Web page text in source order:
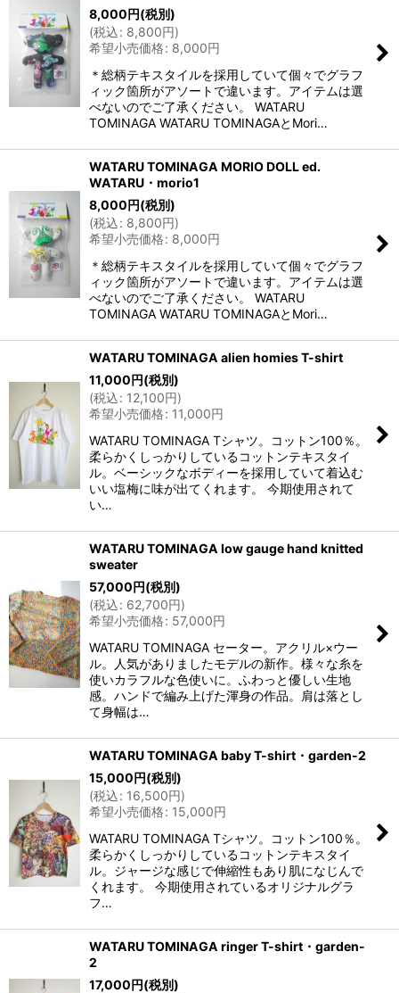
8,000円(税別)
(税込: 8,800円)
希望小売価格: 8,000円
＊総柄テキスタイルを採用していて個々でグラフ
ィック箇所がアソートで違います。アイテムは選
べないのでご了承ください。 WATARU
TOMINAGA WATARU TOMINAGAとMori…
WATARU TOMINAGA MORIO DOLL ed.
WATARU・morio1
8,000円(税別)
(税込: 8,800円)
希望小売価格: 8,000円
＊総柄テキスタイルを採用していて個々でグラフ
ィック箇所がアソートで違います。アイテムは選
べないのでご了承ください。 WATARU
TOMINAGA WATARU TOMINAGAとMori…
WATARU TOMINAGA alien homies T-shirt
11,000円(税別)
(税込: 12,100円)
希望小売価格: 11,000円
WATARU TOMINAGA Tシャツ。コットン100％。
柔らかくしっかりしているコットンテキスタイ
ル。ベーシックなボディーを採用していて着込む
いい塩梅に味が出てくれます。 今期使用されて
い…
WATARU TOMINAGA low gauge hand knitted
sweater
57,000円(税別)
(税込: 62,700円)
希望小売価格: 57,000円
WATARU TOMINAGA セーター。アクリル×ウー
ル。人気がありましたモデルの新作。様々な糸を
使いカラフルな色使いに。ふわっと優しい生地
感。ハンドで編み上げた渾身の作品。肩は落とし
て身幅は…
WATARU TOMINAGA baby T-shirt・garden-2
15,000円(税別)
(税込: 16,500円)
希望小売価格: 15,000円
WATARU TOMINAGA Tシャツ。コットン100％。
柔らかくしっかりしているコットンテキスタイ
ル。ジャージな感じで伸縮性もあり肌になじんで
くれます。 今期使用されているオリジナルグラ
フ…
WATARU TOMINAGA ringer T-shirt・garden-
2
17,000円(税別)